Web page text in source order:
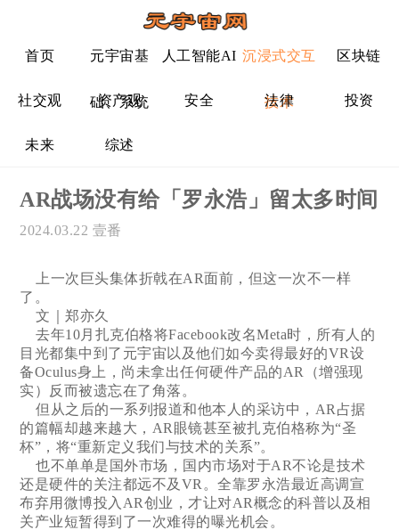
首页 元宇宙基
础、系统
人工智能AI 沉浸式交互
技术
区块链
社交观 资产观 安全 法律 投资
未来 综述
AR战场没有给「罗永浩」留太多时间
2024.03.22 壹番
上一次巨头集体折戟在AR面前，但这一次不一样
了。
文｜郑亦久
去年10月扎克伯格将Facebook改名Meta时，所有人的
目光都集中到了元宇宙以及他们如今卖得最好的VR设
备Oculus身上，尚未拿出任何硬件产品的AR（增强现
实）反而被遗忘在了角落。
但从之后的一系列报道和他本人的采访中，AR占据
的篇幅却越来越大，AR眼镜甚至被扎克伯格称为“圣
杯”，将“重新定义我们与技术的关系”。
也不单单是国外市场，国内市场对于AR不论是技术
还是硬件的关注都远不及VR。全靠罗永浩最近高调宣
布弃用微博投入AR创业，才让对AR概念的科普以及相
关产业短暂得到了一次难得的曝光机会。